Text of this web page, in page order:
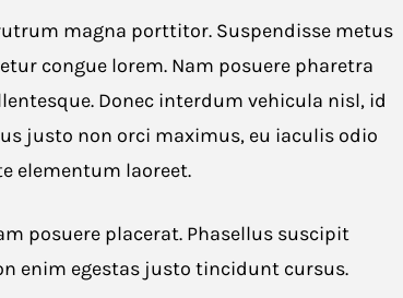
magna porttitor. Suspendisse metus
congue lorem. Nam posuere pharetra
Donec interdum vehicula nisl, id
justo non orci maximus, eu iaculis odio
elementum laoreet.
posuere placerat. Phasellus suscipit
enim egestas justo tincidunt cursus.